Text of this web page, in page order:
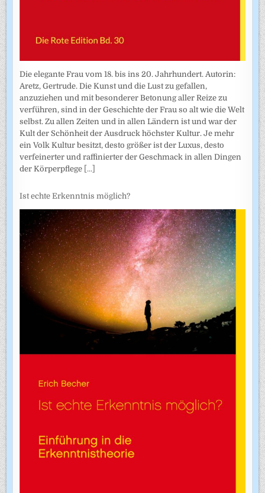
Die elegante Frau vom 18. bis ins 20. Jahrhundert. Autorin:
Aretz, Gertrude. Die Kunst und die Lust zu gefallen,
anzuziehen und mit besonderer Betonung aller Reize zu
verführen, sind in der Geschichte der Frau so alt wie die Welt
selbst. Zu allen Zeiten und in allen Ländern ist und war der
Kult der Schönheit der Ausdruck höchster Kultur. Je mehr
ein Volk Kultur besitzt, desto größer ist der Luxus, desto
verfeinerter und raffinierter der Geschmack in allen Dingen
der Körperpflege [...]
Ist echte Erkenntnis möglich?